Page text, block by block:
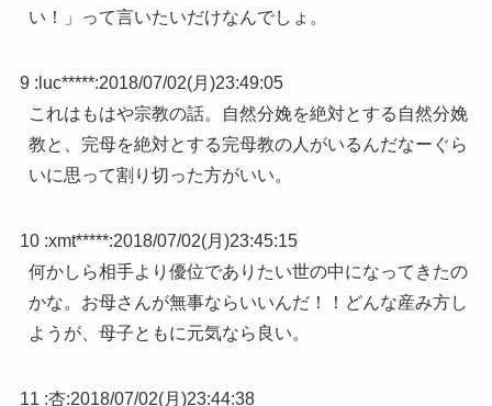
い！」って言いたいだけなんでしょ。
9 : luc*****:2018/07/02(月)23:49:05
これはもはや宗教の話。自然分娩を絶対とする自然分娩
教と、完母を絶対とする完母教の人がいるんだなーぐら
いに思って割り切った方がいい。
10 :xmt*****:2018/07/02(月)23:45:15
何かしら相手より優位でありたい世の中になってきたの
かな。お母さんが無事ならいいんだ！！どんな産み方し
ようが、母子ともに元気なら良い。
11 :杏:2018/07/02(月)23:44:38